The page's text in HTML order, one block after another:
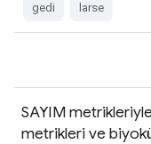
gedi larse
SAYIM metrikleriyle
metrikleri ve